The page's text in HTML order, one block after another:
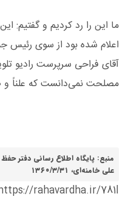
ما این را رد کردیم و گفتیم:
اعلام شده بود از سوی رئیس‌
آقای فراحی سرپرست رادیو
مصلحت نمی‌دانست که علناً و
منبع: پایگاه اطلاع رسانی دفتر
علی خامنه‌ای، ۱۳۶۰/۳/۳۱
https://rahavardha.ir/781l